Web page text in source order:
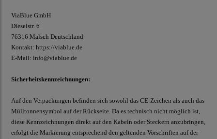
ViaBlue GmbH
Dieselstr. 6
76316 Malsch Deutschland
Kontakt: https://viablue.de
E-Mail: info@viablue.de
Sicherheitskennzeichnungen:
Auf den Verpackungen befinden sich sowohl das CE-Zeichen als auch das
Mülltonnensymbol auf der Rückseite. Da es technisch nicht möglich ist,
diese Kennzeichnungen direkt auf den Kabeln oder Steckern anzubringen,
erfolgt die Markierung entsprechend den geltenden Vorschriften auf der